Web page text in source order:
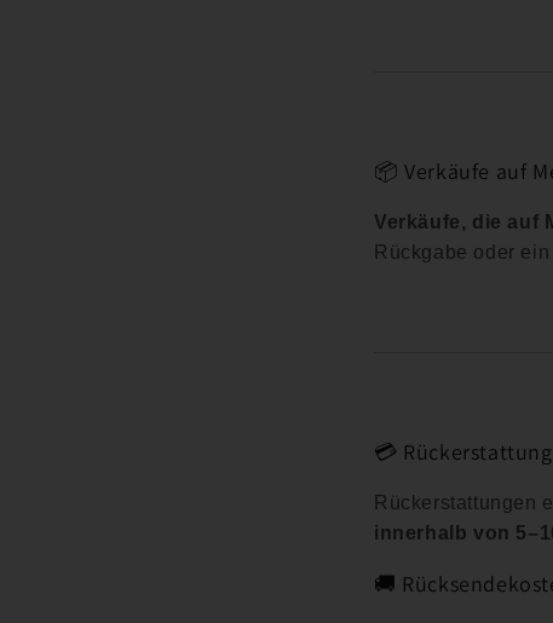
📦 Verkäufe auf
Verkäufe, die auf
Rückgabe oder
💳
Rückerstattungen
innerhalb von
🚚